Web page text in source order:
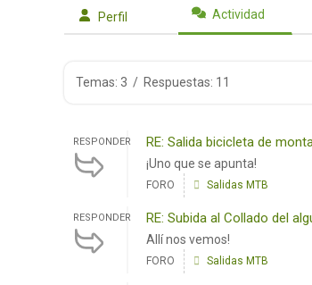
Perfil Actividad
Temas: 3 / Respuestas: 11
RESPONDER RE: Salida bicicleta de
¡Uno que se apunta!
FORO Salidas MTB
RESPONDER RE: Subida al Collado del
Allí nos vemos!
FORO Salidas MTB